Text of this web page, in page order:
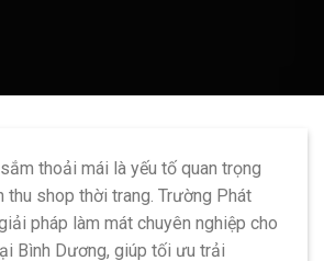
thoải mái là yếu tố quan trọng
thu shop thời trang. Trường Phát
pháp làm mát chuyên nghiệp cho
Bình Dương, giúp tối ưu trải